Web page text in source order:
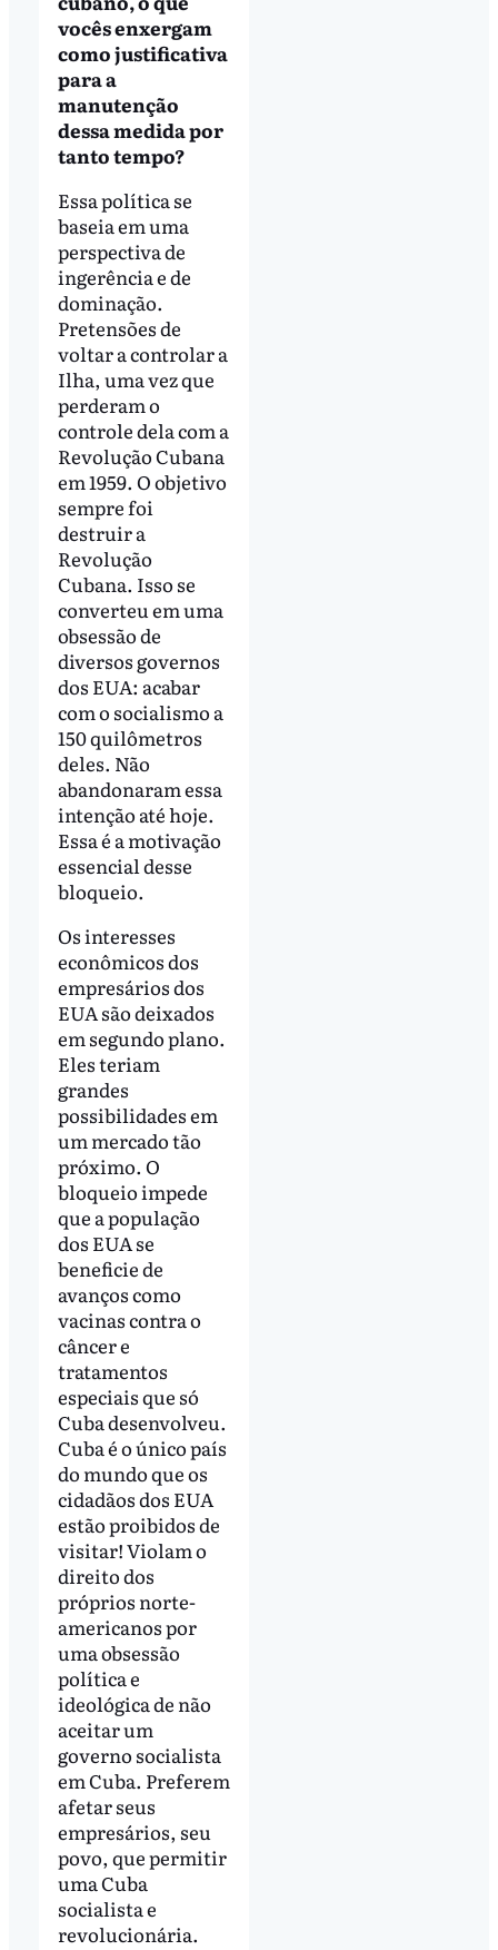
vocês enxergam
como justificativa
para a
manutenção
dessa medida por
tanto tempo?
Essa política se
baseia em uma
perspectiva de
ingerência e de
dominação.
Pretensões de
voltar a controlar a
Ilha, uma vez que
perderam o
controle dela com a
Revolução Cubana
em 1959. O objetivo
sempre foi
destruir a
Revolução
Cubana. Isso se
converteu em uma
obsessão de
diversos governos
dos EUA: acabar
com o socialismo a
150 quilômetros
deles. Não
abandonaram essa
intenção até hoje.
Essa é a motivação
essencial desse
bloqueio.
Os interesses
econômicos dos
empresários dos
EUA são deixados
em segundo plano.
Eles teriam
grandes
possibilidades em
um mercado tão
próximo. O
bloqueio impede
que a população
dos EUA se
beneficie de
avanços como
vacinas contra o
câncer e
tratamentos
especiais que só
Cuba desenvolveu.
Cuba é o único país
do mundo que os
cidadãos dos EUA
estão proibidos de
visitar! Violam o
direito dos
próprios norte-
americanos por
uma obsessão
política e
ideológica de não
aceitar um
governo socialista
em Cuba. Preferem
afetar seus
empresários, seu
povo, que permitir
uma Cuba
socialista e
revolucionária.